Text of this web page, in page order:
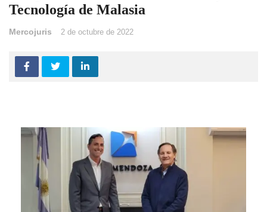
Tecnología de Malasia
Mercojuris 2 de octubre de 2022